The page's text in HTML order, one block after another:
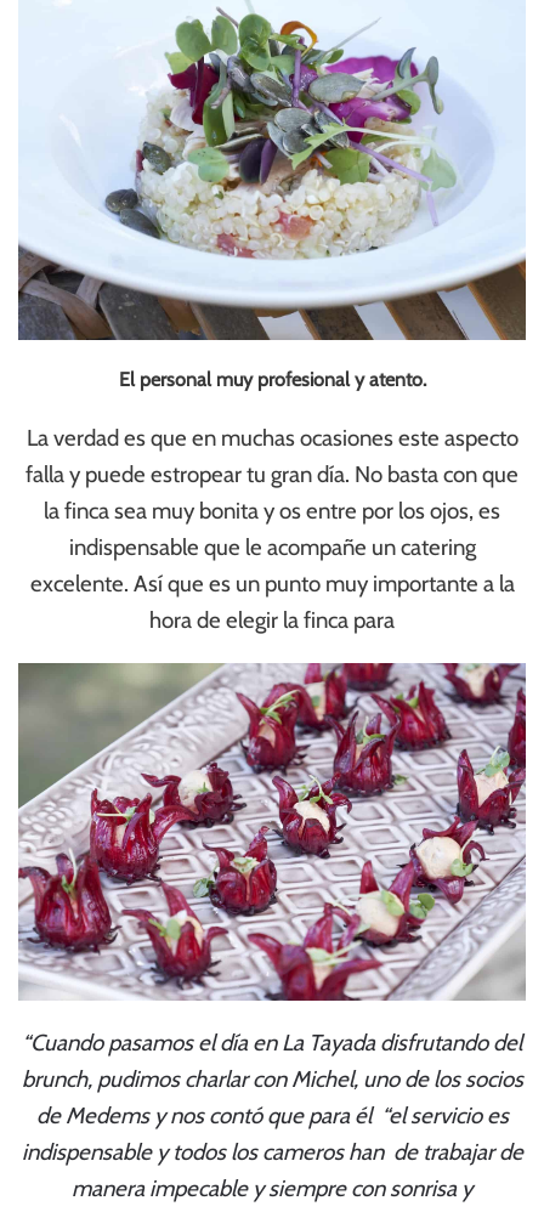
El personal muy profesional y atento.
La verdad es que en muchas ocasiones este aspecto
falla y puede estropear tu gran día. No basta con que
la finca sea muy bonita y os entre por los ojos, es
indispensable que le acompañe un catering
excelente. Así que es un punto muy importante a la
hora de elegir la finca para
“Cuando pasamos el día en La Tayada disfrutando del
brunch, pudimos charlar con Michel, uno de los socios
de Medems y nos contó que para él “el servicio es
indispensable y todos los cameros han de trabajar de
manera impecable y siempre con sonrisa y